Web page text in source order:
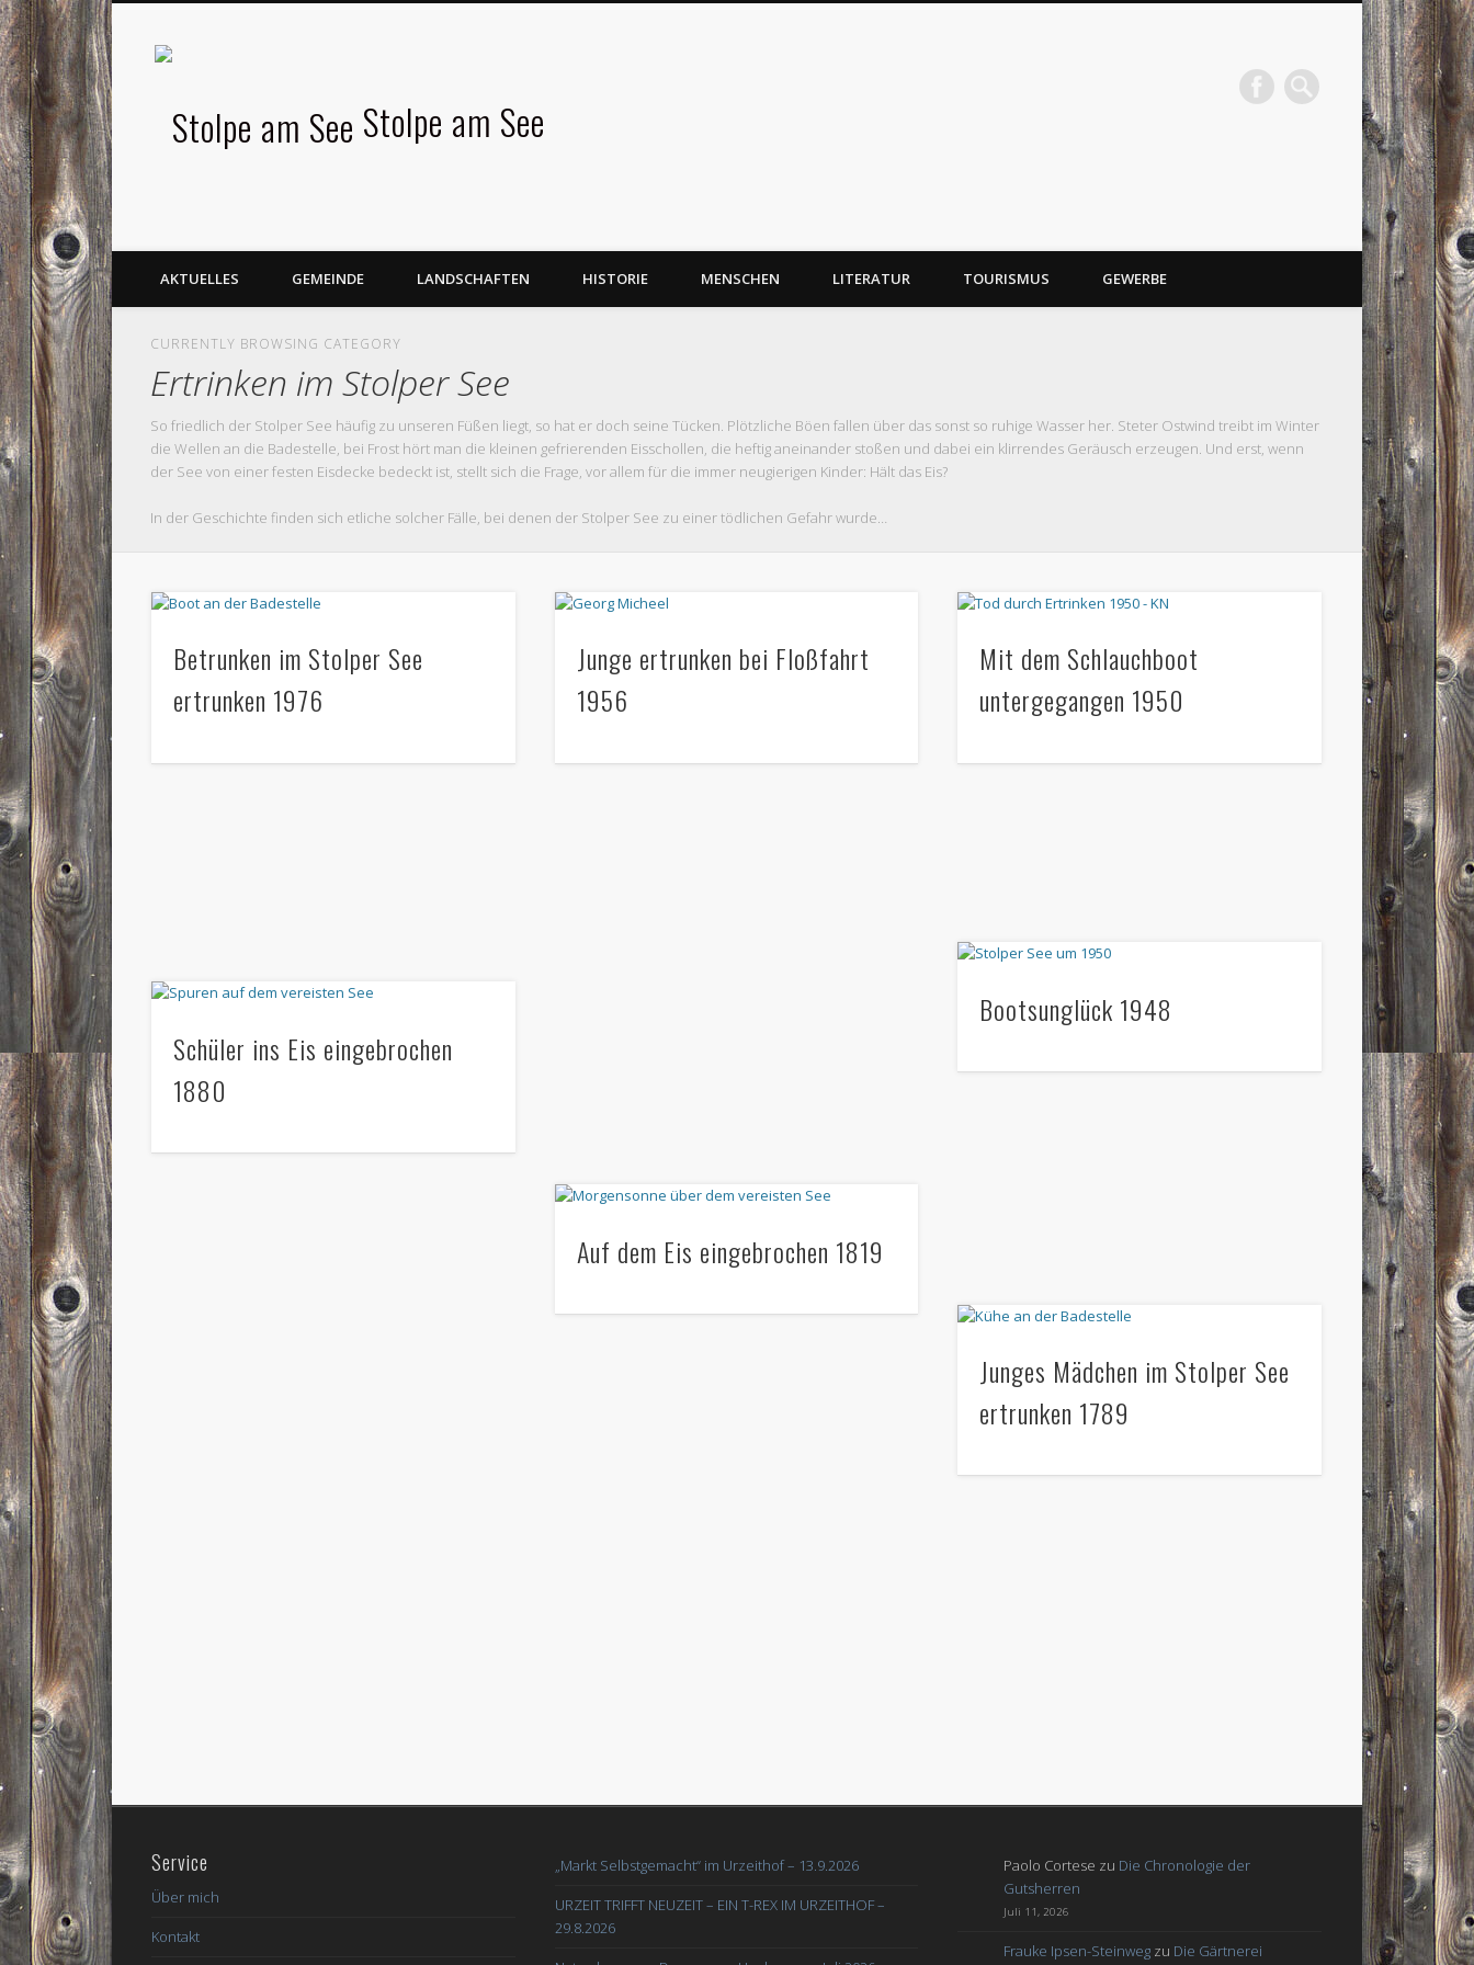
Stolpe am See
AKTUELLES GEMEINDE LANDSCHAFTEN HISTORIE MENSCHEN LITERATUR TOURISMUS GEWERBE
CURRENTLY BROWSING CATEGORY
Ertrinken im Stolper See
So friedlich der Stolper See häufig zu unseren Füßen liegt, so hat er doch seine Tücken. Plötzliche Böen fallen über das sonst so ruhige Wasser her. Steter Ostwind treibt im Winter
die Wellen an die Badestelle, bei Frost hört man die kleinen gefrierenden Eisschollen, die heftig aneinander stoßen und dabei ein klirrendes Geräusch erzeugen. Und erst, wenn
der See von einer festen Eisdecke bedeckt ist, stellt sich die Frage, vor allem für die immer neugierigen Kinder: Hält das Eis?
In der Geschichte finden sich etliche solcher Fälle, bei denen der Stolper See zu einer tödlichen Gefahr wurde…
Betrunken im Stolper See
ertrunken 1976
Junge ertrunken bei Floßfahrt
1956
Mit dem Schlauchboot
untergegangen 1950
Bootsunglück 1948
Schüler ins Eis eingebrochen
1880
Auf dem Eis eingebrochen 1819
Junges Mädchen im Stolper See
ertrunken 1789
Service
Über mich
Kontakt
„Markt Selbstgemacht“ im Urzeithof – 13.9.2026
URZEIT TRIFFT NEUZEIT – EIN T-REX IM URZEITHOF –
29.8.2026
Paolo Cortese zu Die Chronologie der
Gutsherren
Juli 11, 2026
Frauke Ipsen-Steinweg zu Die Gärtnerei